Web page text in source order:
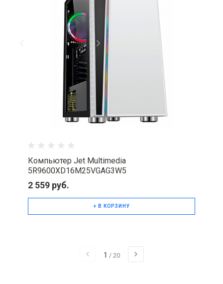
Компьютер Jet Multimedia
5R9600XD16M25VGAG3W5
2 559 руб.
+ В КОРЗИНУ
1 / 20